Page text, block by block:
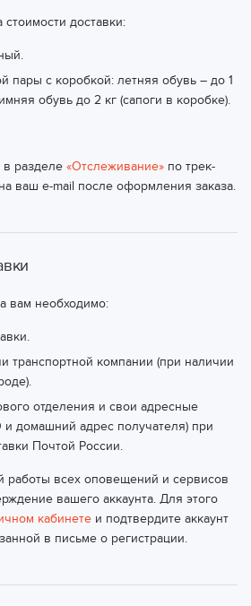
доставки:
пары с коробкой: летняя обувь – до 1
обувь до 2 кг (сапоги в коробке).
разделе «Отслеживание» по трек-
ваш e-mail после оформления заказа.
вам необходимо:
транспортной компании (при наличии
отделения и свои адресные
домашний адрес получателя) при
Почтой России.
работы всех оповещений и сервисов
вашего аккаунта. Для этого
кабинете и подтвердите аккаунт
в письме о регистрации.